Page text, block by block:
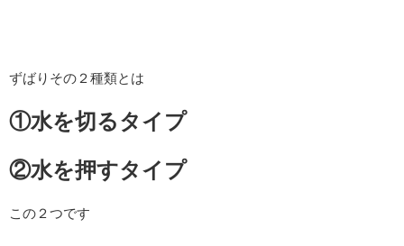
ずばりその２種類とは
①水を切るタイプ
②水を押すタイプ
この２つです